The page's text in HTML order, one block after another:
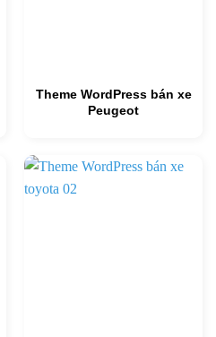
Theme WordPress bán xe
Peugeot